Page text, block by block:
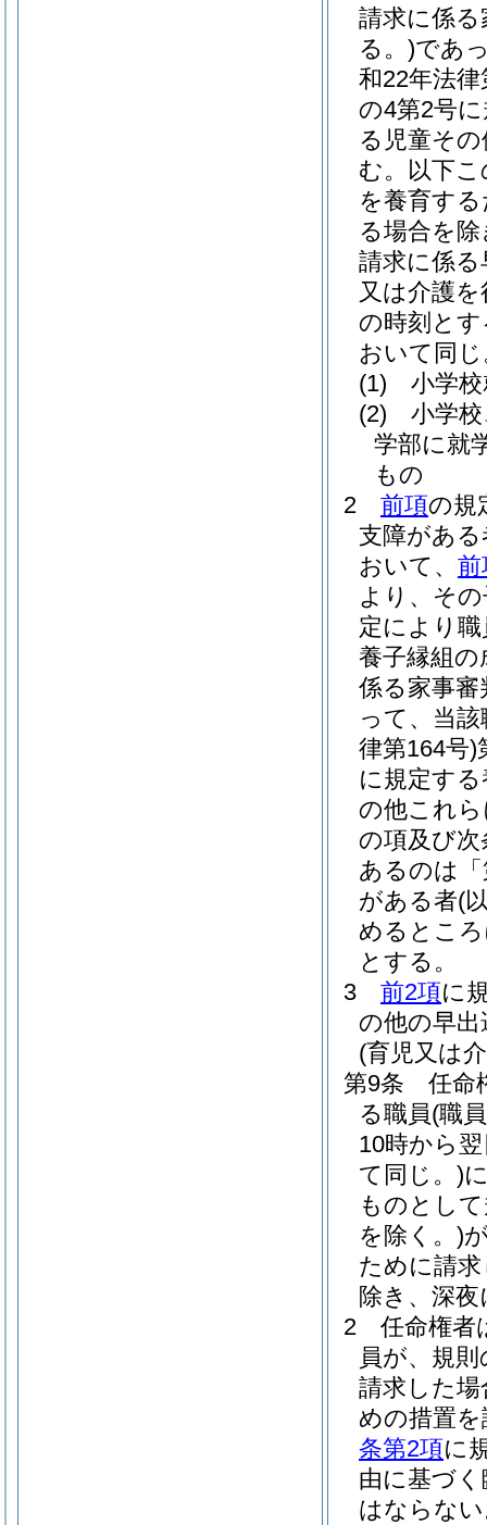
請求に係
る。)であ
和22年法律
の4第2号
る児童そ
む。以下
を養育す
る場合を
請求に係る
又は介護
の時刻と
おいて同じ
(1)
小学
(2)
小学
学部に就
もの
2
前項の規
支障があ
おいて、 前
より、そ
定により
養子縁組
係る家事
って、当
律第164号)
に規定す
の他これ
の項及び
あるのは
がある者(
めるとこ
とする。
3
前2項に
の他の早
(育児又は
第9条
任命
る職員(職
10時から
て同じ。)
ものとし
を除く。)
ために請
除き、深
2
任命権者
員が、規
請求した
めの措置
条第2項に
由に基づ
はならな